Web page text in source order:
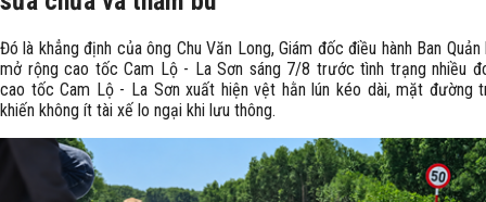
Đó là khẳng định của ông Chu Văn Long, Giám đốc điều hành Ban
mở rộng cao tốc Cam Lộ - La Sơn sáng 7/8 trước tình trạng nhiều
cao tốc Cam Lộ - La Sơn xuất hiện vệt hằn lún kéo dài, mặt đường
khiến không ít tài xế lo ngại khi lưu thông.